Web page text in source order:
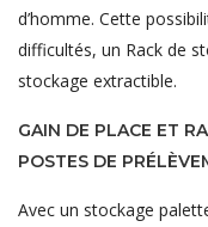
d’homme. Cette
difficultés, un Rack de
stockage extractible.
GAIN DE PLACE ET
POSTES DE
Avec un stockage